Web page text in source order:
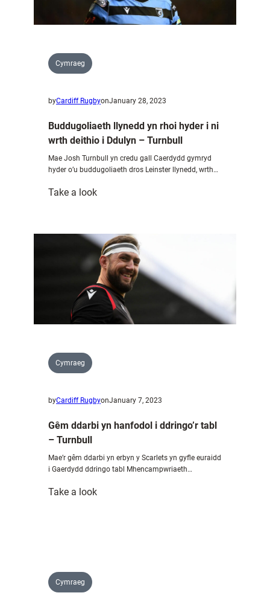
Nulyn
Cymraeg
byCardiff RugbyonJanuary 28, 2023
Buddugoliaeth llynedd yn rhoi hyder i ni
wrth deithio i Ddulyn – Turnbull
Mae Josh Turnbull yn credu gall Caerdydd gymryd
hyder o’u buddugoliaeth dros Leinster llynedd, wrth…
Take a look:
yn
rhoi
hyder
i
ni
wrth
deithio
Cymraeg
byCardiff RugbyonJanuary 7, 2023
Gêm ddarbi yn hanfodol i ddringo’r tabl
– Turnbull
Mae’r gêm ddarbi yn erbyn y Scarlets yn gyfle euraidd
i Gaerdydd ddringo tabl Mhencampwriaeth…
Take a look:
Cymraeg